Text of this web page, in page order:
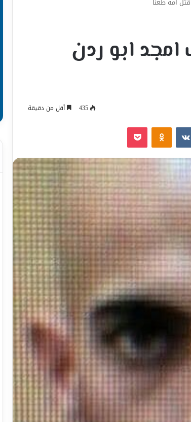
امجد ابو ردن
435 أقل من دقيقة
Odnoklassniki
‫Pocket